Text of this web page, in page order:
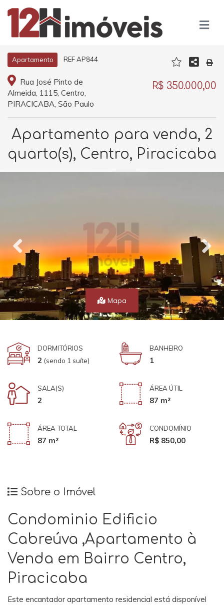
Apartamento REF AP844
Rua José Pinto de
Almeida, 1115, Centro,
PIRACICABA, São Paulo
R$ 350.000,00
Apartamento para venda, 2
quarto(s), Centro, Piracicaba
Mapa
DORMITÓRIOS
2 (sendo 1 suíte)
BANHEIRO
1
SALA(S)
2
ÁREA ÚTIL
87 m²
ÁREA TOTAL
87 m²
CONDOMÍNIO
R$ 850,00
Sobre o Imóvel
Condominio Edificio
Cabreúva ,Apartamento à
Venda em Bairro Centro,
Piracicaba
Este encantador apartamento residencial está disponível